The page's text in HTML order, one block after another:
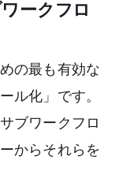
ークフロ
の最も有効な
ル化」です。
ブワークフロ
からそれらを